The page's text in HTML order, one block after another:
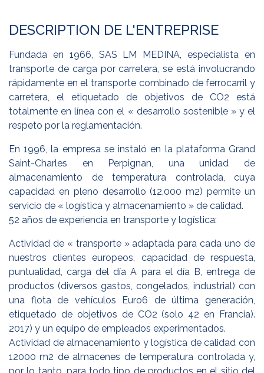
DESCRIPTION DE L'ENTREPRISE
Fundada en 1966, SAS LM MEDINA, especialista en
transporte de carga por carretera, se está involucrando
rápidamente en el transporte combinado de ferrocarril y
carretera, el etiquetado de objetivos de CO2 está
totalmente en línea con el « desarrollo sostenible » y el
respeto por la reglamentación.
En 1996, la empresa se instaló en la plataforma Grand
Saint-Charles en Perpignan, una unidad de
almacenamiento de temperatura controlada, cuya
capacidad en pleno desarrollo (12,000 m2) permite un
servicio de « logística y almacenamiento » de calidad.
52 años de experiencia en transporte y logística:
Actividad de « transporte » adaptada para cada uno de
nuestros clientes europeos, capacidad de respuesta,
puntualidad, carga del día A para el día B, entrega de
productos (diversos gastos, congelados, industrial) con
una flota de vehículos Euro6 de última generación,
etiquetado de objetivos de CO2 (solo 42 en Francia).
2017) y un equipo de empleados experimentados.
Actividad de almacenamiento y logística de calidad con
12000 m2 de almacenes de temperatura controlada y,